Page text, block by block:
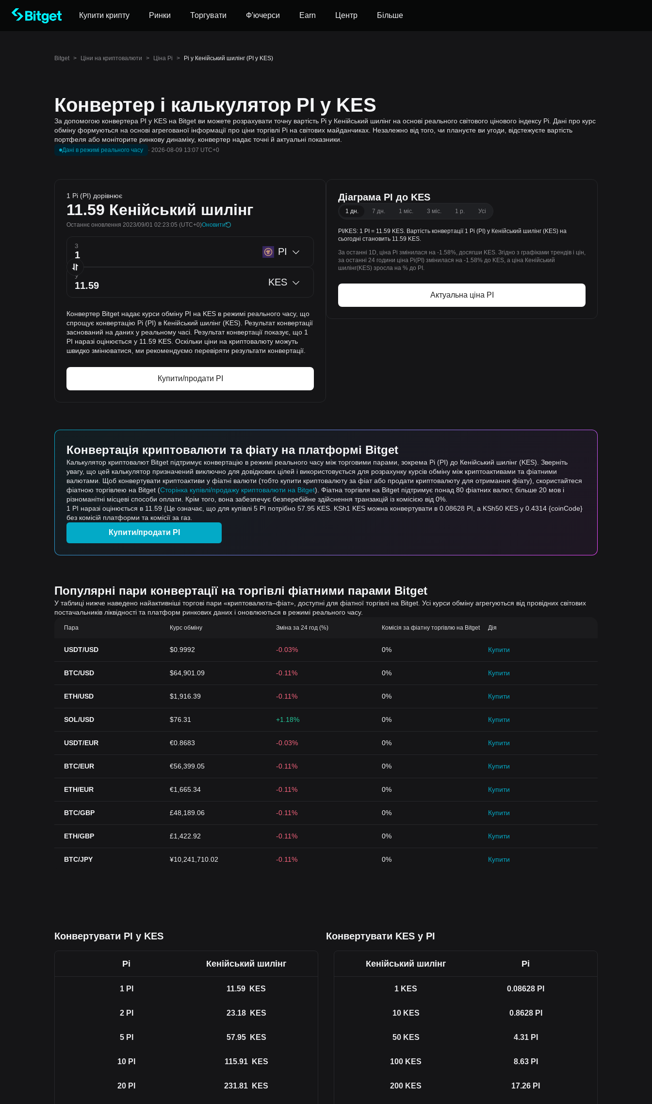
Купити крипту Ринки Торгувати Ф'ючерси Earn Центр Більше
Bitget > Ціни на криптовалюти > Ціна Pi > Pi у Кенійський шилінг (PI у KES)
Конвертер і калькулятор PI у KES
За допомогою конвертера PI у KES на Bitget ви можете розрахувати точну вартість Pi у Кенійський шилінг на основі реального світового цінового індексу Pi. Дані про курс
обміну формуються на основі агрегованої інформації про ціни торгівлі Pi на світових майданчиках. Незалежно від того, чи плануєте ви угоди, відстежуєте вартість
портфеля або моніторите ринкову динаміку, конвертер надає точні й актуальні показники.
Дані в режимі реального часу · 2026-08-09 13:07 UTC+0
1 Pi (PI) дорівнює
11.59 Кенійський шилінг
Останнє оновлення 2023/09/01 02:23:05 (UTC+0)Оновити
З PI
У KES
Конвертер Bitget надає курси обміну PI на KES в режимі реального часу, що
спрощує конвертацію Pi (PI) в Кенійський шилінг (KES). Результат конвертації
заснований на даних у реальному часі. Результат конвертації показує, що 1
PI наразі оцінюється у 11.59 KES. Оскільки ціни на криптовалюту можуть
швидко змінюватися, ми рекомендуємо перевіряти результати конвертації.
Купити/продати PI
Діаграма PI до KES
1 дн. 7 дн. 1 міс. 3 міс. 1 р. Усі
PI/KES: 1 PI = 11.59 KES. Вартість конвертації 1 Pi (PI) у Кенійський шилінг (KES) на
сьогодні становить 11.59 KES.
За останні 1D, ціна Pi змінилася на -1.58%, досягши KES. Згідно з графіками трендів і цін,
за останні 24 години ціна Pi(PI) змінилася на -1.58% до KES, а ціна Кенійський
шилінг(KES) зросла на % до PI.
Актуальна ціна PI
Конвертація криптовалюти та фіату на платформі Bitget
Калькулятор криптовалют Bitget підтримує конвертацію в режимі реального часу між торговими парами, зокрема Pi (PI) до Кенійський шилінг (KES). Зверніть
увагу, що цей калькулятор призначений виключно для довідкових цілей і використовується для розрахунку курсів обміну між криптоактивами та фіатними
валютами. Щоб конвертувати криптоактиви у фіатні валюти (тобто купити криптовалюту за фіат або продати криптовалюту для отримання фіату), скористайтеся
фіатною торгівлею на Bitget (Сторінка купівлі/продажу криптовалюти на Bitget). Фіатна торгівля на Bitget підтримує понад 80 фіатних валют, більше 20 мов і
різноманітні місцеві способи оплати. Крім того, вона забезпечує безперебійне здійснення транзакцій із комісією від 0%.
1 PI наразі оцінюється в 11.59 {Це означає, що для купівлі 5 PI потрібно 57.95 KES. KSh1 KES можна конвертувати в 0.08628 PI, а KSh50 KES у 0.4314 {coinCode}
без комісій платформи та комісії за газ.
Купити/продати PI
Популярні пари конвертації на торгівлі фіатними парами Bitget
У таблиці нижче наведено найактивніші торгові пари «криптовалюта–фіат», доступні для фіатної торгівлі на Bitget. Усі курси обміну агрегуються від провідних світових
постачальників ліквідності та платформ ринкових даних і оновлюються в режимі реального часу.
Пара Курс обміну Зміна за 24 год (%) Комісія за фіатну торгівлю на Bitget Дія
USDT/USD $0.9992 -0.03% 0% Купити
BTC/USD $64,901.09 -0.11% 0% Купити
ETH/USD $1,916.39 -0.11% 0% Купити
SOL/USD $76.31 +1.18% 0% Купити
USDT/EUR €0.8683 -0.03% 0% Купити
BTC/EUR €56,399.05 -0.11% 0% Купити
ETH/EUR €1,665.34 -0.11% 0% Купити
BTC/GBP £48,189.06 -0.11% 0% Купити
ETH/GBP £1,422.92 -0.11% 0% Купити
BTC/JPY ¥10,241,710.02 -0.11% 0% Купити
Конвертувати PI у KES Конвертувати KES у PI
Pi Кенійський шилінг
1 PI 11.59 KES
2 PI 23.18 KES
5 PI 57.95 KES
10 PI 115.91 KES
20 PI 231.81 KES
Кенійський шилінг Pi
1 KES 0.08628 PI
10 KES 0.8628 PI
50 KES 4.31 PI
100 KES 8.63 PI
200 KES 17.26 PI